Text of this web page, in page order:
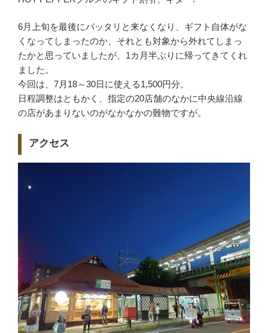
6月上旬を最後にパッタリと来なくなり、ギフト自体がな
くなってしまったのか、それとも対象から外れてしまっ
たかと思っていましたが、1カ月半ぶりに帰ってきてくれ
ました。
今回は、7月18～30日に使える1,500円分。
日程調整はともかく、指定の20店舗のなかに中央線沿線
の店があまりないのがなかなかの難物ですが。
アクセス